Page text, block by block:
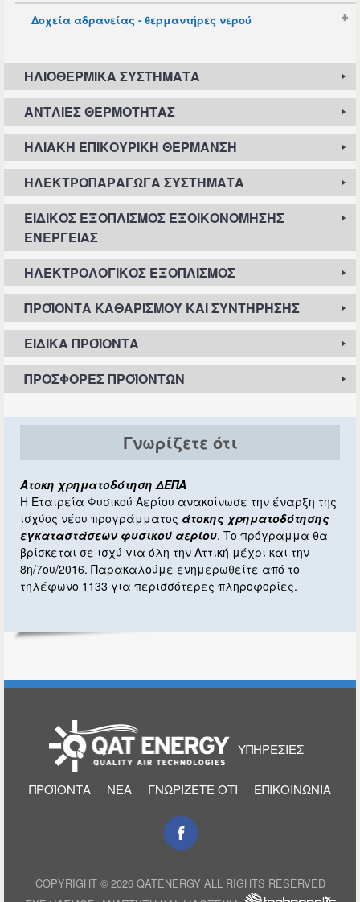
Δοχεία αδρανείας - θερμαντήρες νερού
ΗΛΙΟΘΕΡΜΙΚΆ ΣΥΣΤΉΜΑΤΑ
ΑΝΤΛΊΕΣ ΘΕΡΜΌΤΗΤΑΣ
ΗΛΙΑΚΉ ΕΠΙΚΟΥΡΙΚΉ ΘΈΡΜΑΝΣΗ
ΗΛΕΚΤΡΟΠΑΡΑΓΩΓΆ ΣΥΣΤΉΜΑΤΑ
ΕΙΔΙΚΌΣ ΕΞΟΠΛΙΣΜΌΣ ΕΞΟΙΚΟΝΌΜΗΣΗΣ
ΕΝΈΡΓΕΙΑΣ
ΗΛΕΚΤΡΟΛΟΓΙΚΌΣ ΕΞΟΠΛΙΣΜΌΣ
ΠΡΟΪΌΝΤΑ ΚΑΘΑΡΙΣΜΟΎ ΚΑΙ ΣΥΝΤΉΡΗΣΗΣ
ΕΙΔΙΚΆ ΠΡΟΪΌΝΤΑ
ΠΡΟΣΦΟΡΈΣ ΠΡΟΪΌΝΤΩΝ
Γνωρίζετε ότι
Ατοκη χρηματοδότηση ΔΕΠΑ
Η Εταιρεία Φυσικού Αερίου ανακοίνωσε την έναρξη της
ισχύος νέου προγράμματος άτοκης χρηματοδότησης
εγκαταστάσεων φυσικού αερίου. Το πρόγραμμα θα
βρίσκεται σε ισχύ για όλη την Αττική μέχρι και την
8η/7ου/2016. Παρακαλούμε ενημερωθείτε από το
τηλέφωνο 1133 για περισσότερες πληροφορίες.
ΑΡΧΙΚΉ ΥΠΗΡΕΣΊΕΣ
ΠΡΟΪΌΝΤΑ ΝΈΑ ΓΝΩΡΊΖΕΤΕ ΌΤΙ ΕΠΙΚΟΙΝΩΝΊΑ
COPYRIGHT © 2026 QATENERGY ALL RIGHTS RESERVED